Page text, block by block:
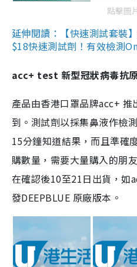
點擊圖
延伸閱讀：【快速測試套裝
$18快速測試劑！有效檢測
acc+ test 新型冠狀病毒抗
產品由香港口罩品牌acc+ 推
到。測試劑以採集鼻液作檢
15分鐘知道結果，而且準確
購數量，需要大量購入的朋
在確認後10至21日出貨，如
發DEEPBLUE 原廠版本。